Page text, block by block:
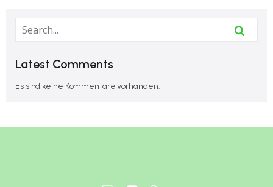
Latest Comments
Es sind keine Kommentare vorhanden.